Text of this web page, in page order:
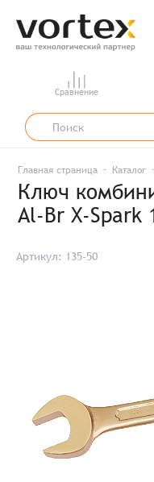
Сравнение
Главная страница Каталог
Ключ
Al-Br X-Spark
Артикул: 135-50